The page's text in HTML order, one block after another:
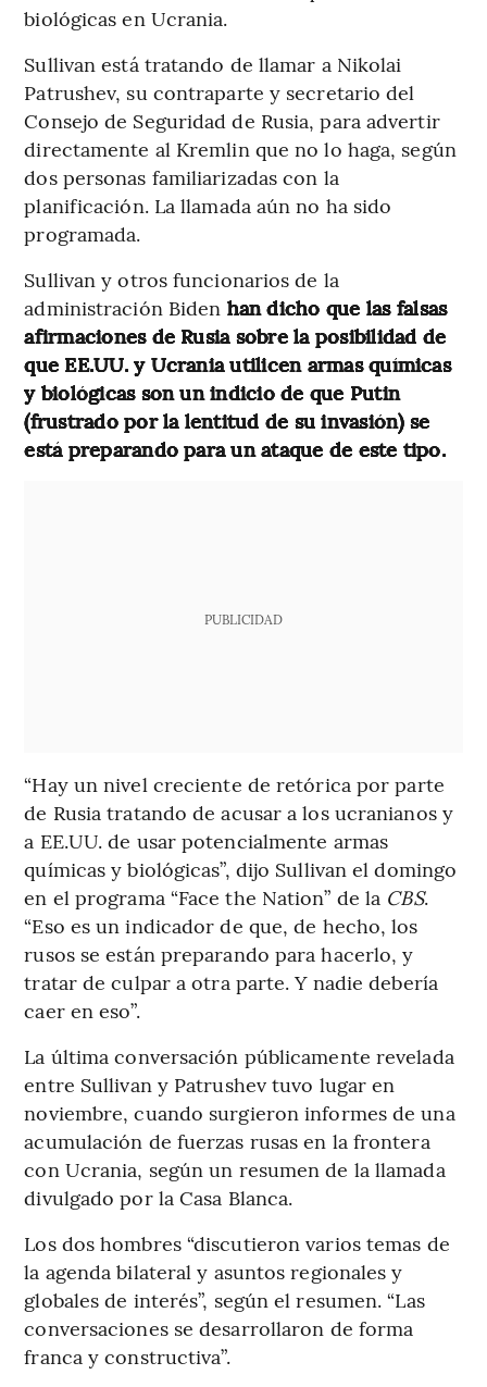
biológicas en Ucrania.
Sullivan está tratando de llamar a Nikolai
Patrushev, su contraparte y secretario del
Consejo de Seguridad de Rusia, para advertir
directamente al Kremlin que no lo haga, según
dos personas familiarizadas con la
planificación. La llamada aún no ha sido
programada.
Sullivan y otros funcionarios de la
administración Biden han dicho que las falsas
afirmaciones de Rusia sobre la posibilidad de
que EE.UU. y Ucrania utilicen armas químicas
y biológicas son un indicio de que Putin
(frustrado por la lentitud de su invasión) se
está preparando para un ataque de este tipo.
PUBLICIDAD
“Hay un nivel creciente de retórica por parte
de Rusia tratando de acusar a los ucranianos y
a EE.UU. de usar potencialmente armas
químicas y biológicas”, dijo Sullivan el domingo
en el programa “Face the Nation” de la CBS.
“Eso es un indicador de que, de hecho, los
rusos se están preparando para hacerlo, y
tratar de culpar a otra parte. Y nadie debería
caer en eso”.
La última conversación públicamente revelada
entre Sullivan y Patrushev tuvo lugar en
noviembre, cuando surgieron informes de una
acumulación de fuerzas rusas en la frontera
con Ucrania, según un resumen de la llamada
divulgado por la Casa Blanca.
Los dos hombres “discutieron varios temas de
la agenda bilateral y asuntos regionales y
globales de interés”, según el resumen. “Las
conversaciones se desarrollaron de forma
franca y constructiva”.